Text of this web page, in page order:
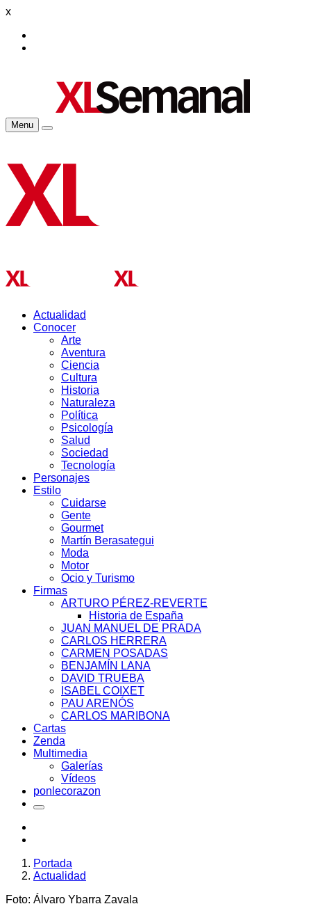
x
Menu
Actualidad
Conocer
Arte
Aventura
Ciencia
Cultura
Historia
Naturaleza
Política
Psicología
Salud
Sociedad
Tecnología
Personajes
Estilo
Cuidarse
Gente
Gourmet
Martín Berasategui
Moda
Motor
Ocio y Turismo
Firmas
ARTURO PÉREZ-REVERTE
Historia de España
JUAN MANUEL DE PRADA
CARLOS HERRERA
CARMEN POSADAS
BENJAMÍN LANA
DAVID TRUEBA
ISABEL COIXET
PAU ARENÓS
CARLOS MARIBONA
Cartas
Zenda
Multimedia
Galerías
Vídeos
ponlecorazon
Portada
Actualidad
Foto: Álvaro Ybarra Zavala